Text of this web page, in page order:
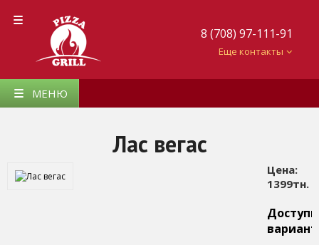
8 (708) 97-111-91
Еще контакты
МЕНЮ
Лас вегас
Цена:
1399тн.